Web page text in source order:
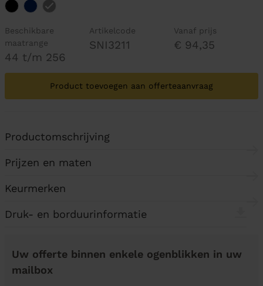
Beschikbare
maatrange
44 t/m 256
Artikelcode
SNI3211
Vanaf prijs
€ 94,35
Product toevoegen aan offerteaanvraag
Productomschrijving
Prijzen en maten
Keurmerken
Druk- en borduurinformatie
Uw offerte binnen enkele ogenblikken in uw
mailbox